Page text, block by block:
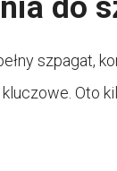
szpagat,
Oto